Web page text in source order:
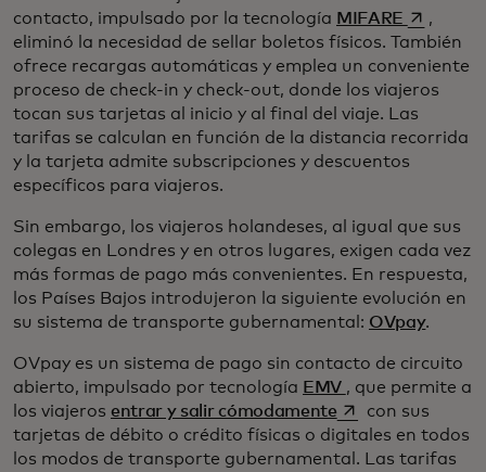
contacto, impulsado por la tecnología MIFARE se abre
,
eliminó la necesidad de sellar boletos físicos. También
ofrece recargas automáticas y emplea un conveniente
proceso de check-in y check-out, donde los viajeros
tocan sus tarjetas al inicio y al final del viaje. Las
tarifas se calculan en función de la distancia recorrida
y la tarjeta admite subscripciones y descuentos
específicos para viajeros.
Sin embargo, los viajeros holandeses, al igual que sus
colegas en Londres y en otros lugares, exigen cada vez
más formas de pago más convenientes. En respuesta,
los Países Bajos introdujeron la siguiente evolución en
su sistema de transporte gubernamental: OVpay.
OVpay es un sistema de pago sin contacto de circuito
abierto, impulsado por tecnología EMV , que permite a
los viajeros entrar y salir cómodamentese abre en una
con sus
tarjetas de débito o crédito físicas o digitales en todos
los modos de transporte gubernamental. Las tarifas